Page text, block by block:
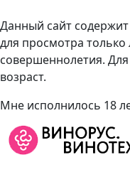
Данный сайт
для просмотра
совершеннолетия.
возраст.
Мне исполнилось 18